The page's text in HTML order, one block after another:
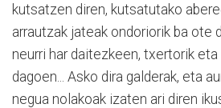
kutsatzen diren, kutsatutako
arrautzak jateak ondoriorik ba ote
neurri har daitezkeen, txertorik
dagoen... Asko dira galderak, eta
negua nolakoak izaten ari diren